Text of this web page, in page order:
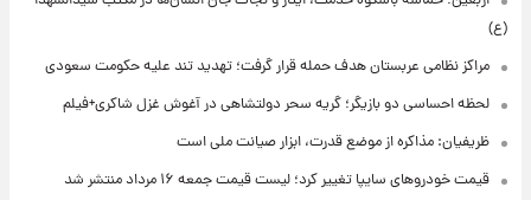
(ع)
مراکز نظامی عربستان هدف حمله قرار گرفت؛ تهدید تند علیه حکومت سعودی
لحظه احساسی دو بازیگر؛ گریه سحر دولتشاهی در آغوش غزل شاکری+فیلم
ظریفیان: مذاکره از موضع قدرت، ابزار صیانت ملی است
قیمت خودروهای سایپا تغییر کرد؛ لیست قیمت جمعه ۱۶ مرداد منتشر شد